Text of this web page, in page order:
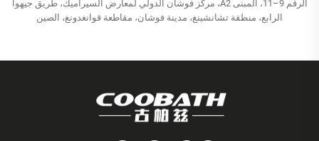
الرقم 9–11، المبنى A2، مركز فوشان الدولي لمعارض السيراميك، طريق جيهوا
الرابع، منطقة تشانشينغ، مدينة فوشان، مقاطعة قوانغدونغ، الصين